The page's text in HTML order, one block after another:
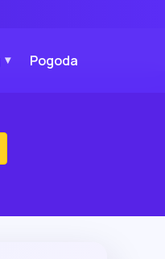
Pogoda